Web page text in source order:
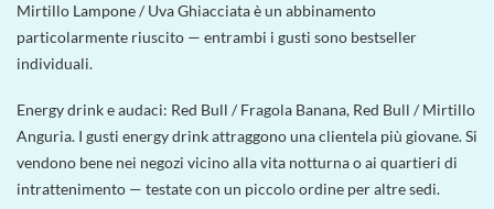
Mirtillo Lampone / Uva Ghiacciata è un abbinamento
particolarmente riuscito — entrambi i gusti sono bestseller
individuali.
Energy drink e audaci: Red Bull / Fragola Banana, Red Bull / Mirtillo
Anguria. I gusti energy drink attraggono una clientela più giovane. Si
vendono bene nei negozi vicino alla vita notturna o ai quartieri di
intrattenimento — testate con un piccolo ordine per altre sedi.